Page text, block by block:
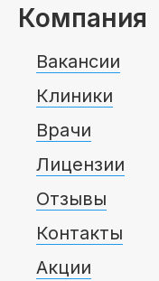
Компания
Вакансии
Клиники
Врачи
Лицензии
Отзывы
Контакты
Акции